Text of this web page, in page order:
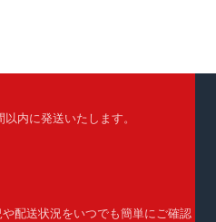
内に発送いたします。
配送状況をいつでも簡単にご確認